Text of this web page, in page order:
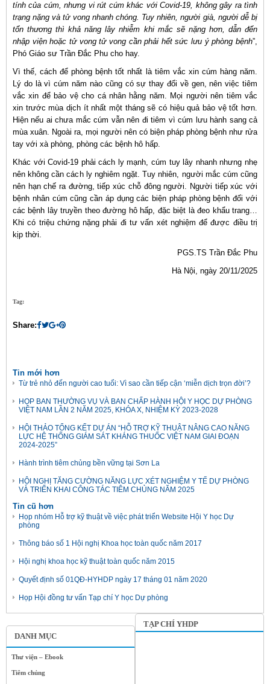
DANH MỤC
Thư viện – Ebook
Tiêm chủng
tính của cúm, nhưng vi rút cúm khác với Covid-19, không gây ra tình
trạng nặng và tử vong nhanh chóng. Tuy nhiên, người già, người dễ bị
tổn thương thì khả năng lây nhiễm khi mắc sẽ nặng hơn, dẫn đến
nhập viện hoặc tử vong tử vong cần phải hết sức lưu ý phòng bệnh”,
Phó Giáo sư Trần Đắc Phu cho hay.
Vì thế, cách để phòng bệnh tốt nhất là tiêm vắc xin cúm hàng năm.
Lý do là vì cúm năm nào cũng có sự thay đổi về gen, nên việc tiêm
vắc xin để bảo vệ cho cá nhân hằng năm. Mọi người nên tiêm vắc
xin trước mùa dịch ít nhất một tháng sẽ có hiệu quả bảo vệ tốt hơn.
Hiện nếu ai chưa mắc cúm vẫn nên đi tiêm vì cúm lưu hành sang cả
mùa xuân. Ngoài ra, mọi người nên có biện pháp phòng bệnh như rửa
tay với xà phòng, phòng các bệnh hô hấp.
Khác với Covid-19 phải cách ly mạnh, cúm tuy lây nhanh nhưng nhẹ
nên không cần cách ly nghiêm ngặt. Tuy nhiên, người mắc cúm cũng
nên hạn chế ra đường, tiếp xúc chỗ đông người. Người tiếp xúc với
bệnh nhân cúm cũng cần áp dụng các biện pháp phòng bệnh đối với
các bệnh lây truyền theo đường hô hấp, đặc biệt là đeo khẩu trang…
Khi có triệu chứng nặng phải đi tư vấn xét nghiệm để được điều trị
kịp thời.
PGS.TS Trần Đắc Phu
Hà Nội, ngày 20/11/2025
Tag:
Share:
Tin mới hơn
Từ trẻ nhỏ đến người cao tuổi: Vì sao cần tiếp cận ‘miễn dịch trọn đời’?
HỌP BAN THƯỜNG VỤ VÀ BAN CHẤP HÀNH HỘI Y HỌC DỰ PHÒNG
VIỆT NAM LẦN 2 NĂM 2025, KHÓA X, NHIỆM KỲ 2023-2028
HỘI THẢO TỔNG KẾT DỰ ÁN “HỖ TRỢ KỸ THUẬT NÂNG CAO NĂNG
LỰC HỆ THỐNG GIÁM SÁT KHÁNG THUỐC VIỆT NAM GIAI ĐOẠN
2024-2025”
Hành trình tiêm chủng bền vững tại Sơn La
HỘI NGHỊ TĂNG CƯỜNG NĂNG LỰC XÉT NGHIỆM Y TẾ DỰ PHÒNG
VÀ TRIỂN KHAI CÔNG TÁC TIÊM CHỦNG NĂM 2025
Tin cũ hơn
Họp nhóm Hỗ trợ kỹ thuật về việc phát triển Website Hội Y học Dự
phòng
Thông báo số 1 Hội nghị Khoa học toàn quốc năm 2017
Hội nghị khoa học kỹ thuật toàn quốc năm 2015
Quyết định số 01QĐ-HYHDP ngày 17 tháng 01 năm 2020
Họp Hội đồng tư vấn Tạp chí Y học Dự phòng
TẠP CHÍ YHDP